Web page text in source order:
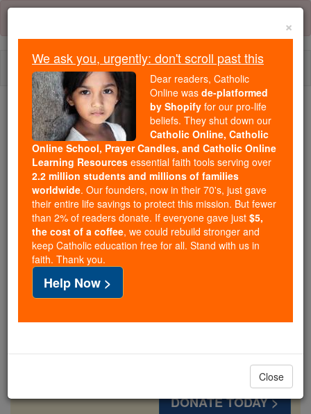
Skip
content
Because of You, 2.2 Million
Students Are Being Formed in the
Faith
Because of generous supporters like you,
Catholic Online School has already delivered
free, faithful Catholic education to over 2.2
million students across 193 countries. In an age
of noise and algorithms, you are helping form
souls with truth, prayer, Scripture, and Christ.
If everyone who reads this gave just $5 — the
free for all. Be Courageous. Be Catholic. Stand
DONATE TODAY >
×
We ask you, urgently: don't scroll past this
Dear readers, Catholic
Online was de-platformed
by Shopify for our pro-life
beliefs. They shut down our
Catholic Online, Catholic
Online School, Prayer Candles, and Catholic Online
Learning Resources essential faith tools serving over
2.2 million students and millions of families
worldwide. Our founders, now in their 70's, just gave
their entire life savings to protect this mission. But fewer
than 2% of readers donate. If everyone gave just $5,
the cost of a coffee, we could rebuild stronger and
keep Catholic education free for all. Stand with us in
faith. Thank you.
Help Now >
Close